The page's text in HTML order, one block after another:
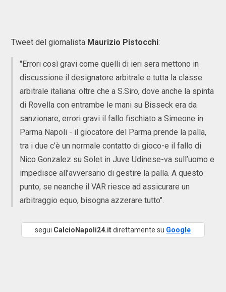
Tweet del giornalista Maurizio Pistocchi:
"Errori così gravi come quelli di ieri sera mettono in
discussione il designatore arbitrale e tutta la classe
arbitrale italiana: oltre che a S.Siro, dove anche la spinta
di Rovella con entrambe le mani su Bisseck era da
sanzionare, errori gravi il fallo fischiato a Simeone in
Parma Napoli - il giocatore del Parma prende la palla,
tra i due c’è un normale contatto di gioco-e il fallo di
Nico Gonzalez su Solet in Juve Udinese-va sull’uomo e
impedisce all’avversario di gestire la palla. A questo
punto, se neanche il VAR riesce ad assicurare un
arbitraggio equo, bisogna azzerare tutto".
segui CalcioNapoli24.itdirettamente su Google